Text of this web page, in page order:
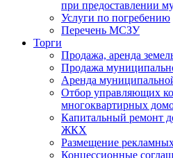
при предоставлении
Услуги по погребению
Перечень МСЗУ
Торги
Продажа, аренда
Продажа
Аренда
Отбор управляющих
многоквартирных
Капитальный ремонт
ЖКХ
Размещение
Концессионные